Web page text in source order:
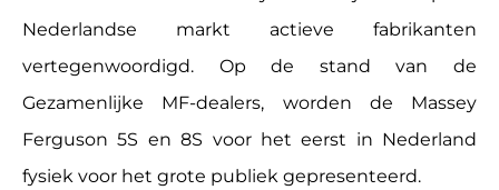
Nederlandse markt actieve fabrikanten
vertegenwoordigd. Op de stand van de
Gezamenlijke MF-dealers, worden de Massey
Ferguson 5S en 8S voor het eerst in Nederland
fysiek voor het grote publiek gepresenteerd.